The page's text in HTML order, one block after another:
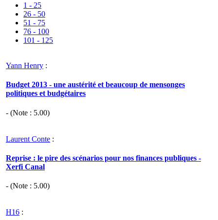
1 - 25
26 - 50
51 - 75
76 - 100
101 - 125
Yann Henry :
Budget 2013 - une austérité et beaucoup de mensonges
politiques et budgétaires
- (Note : 5.00)
Laurent Conte :
Reprise : le pire des scénarios pour nos finances publiques -
Xerfi Canal
- (Note : 5.00)
H16 :